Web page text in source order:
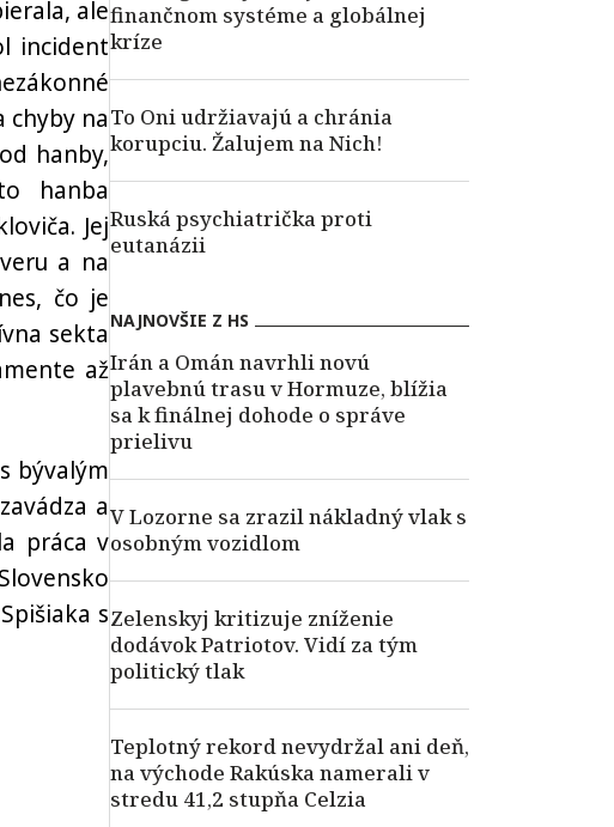
ale
incident
chyby na
hanby,
hanba
Jej
a na
čo je
sekta
až
bývalým
a
práca v
s
finančnom systéme a globálnej
kríze
To Oni udržiavajú a chránia
korupciu. Žalujem na Nich!
Ruská psychiatrička proti
eutanázii
NAJNOVŠIE Z HS
Irán a Omán navrhli novú
plavebnú trasu v Hormuze, blížia
sa k finálnej dohode o správe
prielivu
V Lozorne sa zrazil nákladný vlak s
osobným vozidlom
Zelenskyj kritizuje zníženie
dodávok Patriotov. Vidí za tým
politický tlak
Teplotný rekord nevydržal ani deň,
na východe Rakúska namerali v
stredu 41,2 stupňa Celzia